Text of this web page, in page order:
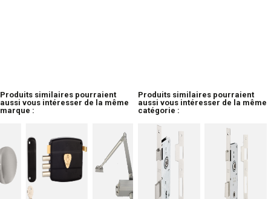
Produits similaires pourraient
aussi vous intéresser de la même
marque :
Produits similaires pourraient
aussi vous intéresser de la même
catégorie :